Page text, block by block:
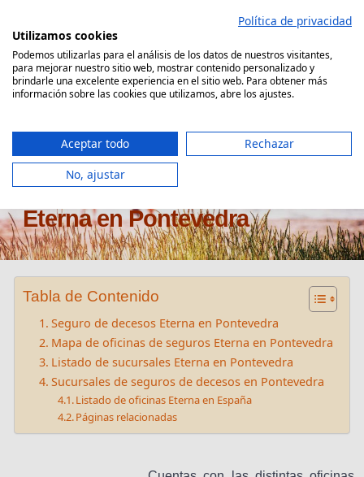
contenido
Comparador Seguro Decesos
Oficinas seguros de decesos
Eterna en Pontevedra
Tabla de Contenido
Seguro de decesos Eterna en Pontevedra
Mapa de oficinas de seguros Eterna en Pontevedra
Listado de sucursales Eterna en Pontevedra
Sucursales de seguros de decesos en Pontevedra
Listado de oficinas Eterna en España
Páginas relacionadas
Política de privacidad
Utilizamos cookies
Podemos utilizarlas para el análisis de los datos de nuestros visitantes,
para mejorar nuestro sitio web, mostrar contenido personalizado y
brindarle una excelente experiencia en el sitio web. Para obtener más
información sobre las cookies que utilizamos, abre los ajustes.
Aceptar todo
Rechazar
No, ajustar